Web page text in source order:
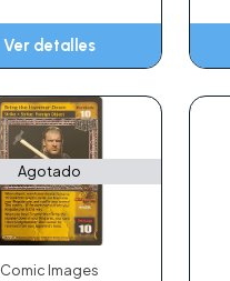
Ver detalles
Agotado
Comic Images